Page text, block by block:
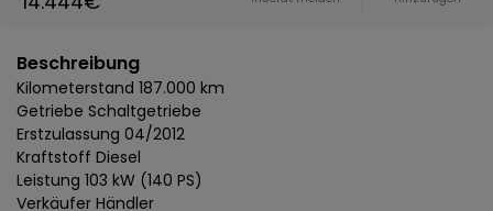
Beschreibung
Kilometerstand 187.000 km
Getriebe Schaltgetriebe
Erstzulassung 04/2012
Kraftstoff Diesel
Leistung 103 kW (140 PS)
Verkäufer Händler